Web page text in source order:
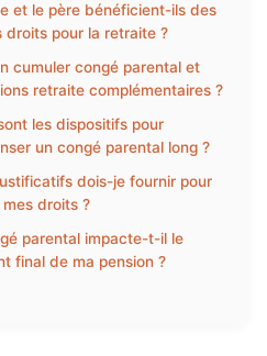
et le père bénéficient-ils des
droits pour la retraite ?
cumuler congé parental et
retraite complémentaires ?
les dispositifs pour
un congé parental long ?
dois-je fournir pour
droits ?
parental impacte-t-il le
final de ma pension ?